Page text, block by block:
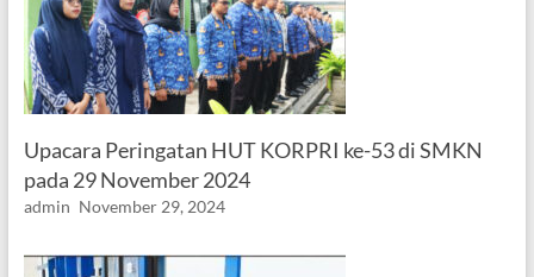
Upacara Peringatan HUT KORPRI ke-53 di SMKN
pada 29 November 2024
admin November 29, 2024